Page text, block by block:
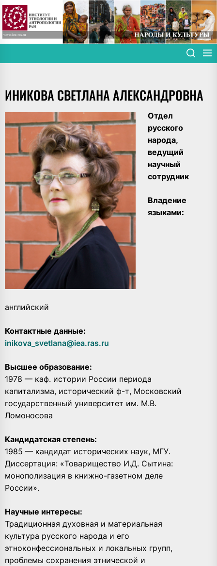
Skip
to
the
content
ИНИКОВА СВЕТЛАНА АЛЕКСАНДРОВНА
Отдел
русского
народа,
ведущий
научный
сотрудник
Владение
языками:
английский
Контактные данные:
inikova_svetlana@iea.ras.ru
Высшее образование:
1978 — каф. истории России периода
капитализма, исторический ф-т, Московский
государственный университет им. М.В.
Ломоносова
Кандидатская степень:
1985 — кандидат исторических наук, МГУ.
Диссертация: «Товарищество И.Д. Сытина:
монополизация в книжно-газетном деле
России».
Научные интересы:
Традиционная духовная и материальная
культура русского народа и его
этноконфессиональных и локальных групп,
проблемы сохранения этнической и